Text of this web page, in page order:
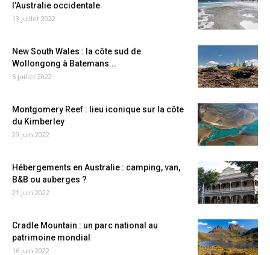
l’Australie occidentale
13 juillet 2022
New South Wales : la côte sud de
Wollongong à Batemans...
6 juillet 2022
Montgomery Reef : lieu iconique sur la côte
du Kimberley
29 juin 2022
Hébergements en Australie : camping, van,
B&B ou auberges ?
21 juin 2022
Cradle Mountain : un parc national au
patrimoine mondial
16 juin 2022